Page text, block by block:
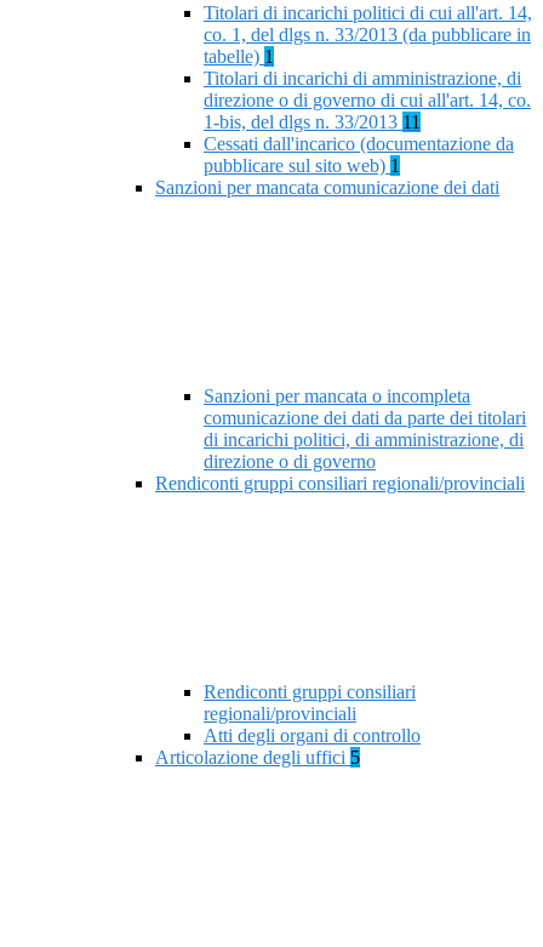
Titolari di incarichi politici di cui all'art. 14,
co. 1, del dlgs n. 33/2013 (da pubblicare in
tabelle) 1
Titolari di incarichi di amministrazione, di
direzione o di governo di cui all'art. 14, co.
1-bis, del dlgs n. 33/2013 11
Cessati dall'incarico (documentazione da
pubblicare sul sito web) 1
Sanzioni per mancata comunicazione dei dati
Sanzioni per mancata o incompleta
comunicazione dei dati da parte dei titolari
di incarichi politici, di amministrazione, di
direzione o di governo
Rendiconti gruppi consiliari regionali/provinciali
Rendiconti gruppi consiliari
regionali/provinciali
Atti degli organi di controllo
Articolazione degli uffici 5